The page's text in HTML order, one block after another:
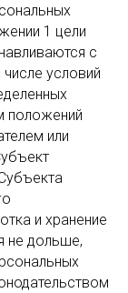
1 цели
с
условий
положений
или
и хранение
не дольше,